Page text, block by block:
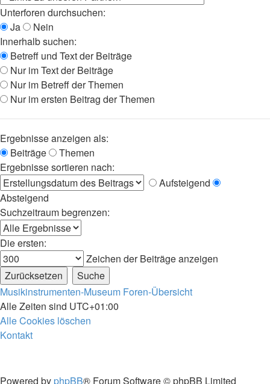
Unterforen durchsuchen:
Ja
Nein
Innerhalb suchen:
Betreff und Text der Beiträge
Nur im Text der Beiträge
Nur im Betreff der Themen
Nur im ersten Beitrag der Themen
Ergebnisse anzeigen als:
Beiträge
Themen
Ergebnisse sortieren nach:
Aufsteigend
Absteigend
Suchzeitraum begrenzen:
Die ersten:
Zeichen der Beiträge anzeigen
Musikinstrumenten-Museum Foren-Übersicht
Alle Zeiten sind UTC+01:00
Alle Cookies löschen
Kontakt
Powered by phpBB® Forum Software © phpBB Limited